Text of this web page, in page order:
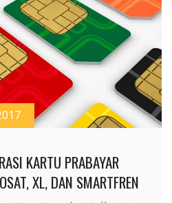
KARTU PRABAYAR
XL, DAN SMARTFREN